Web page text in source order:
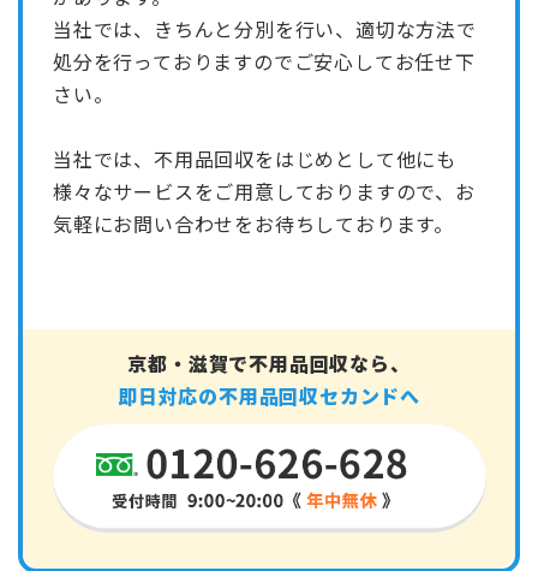
当社では、きちんと分別を行い、適切な方法で
処分を行っておりますのでご安心してお任せ下
さい。
当社では、不用品回収をはじめとして他にも
様々なサービスをご用意しておりますので、お
気軽にお問い合わせをお待ちしております。
京都・滋賀で不用品回収なら、
即日対応の不用品回収セカンドへ